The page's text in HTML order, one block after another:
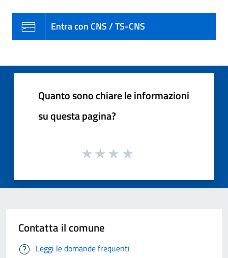
Entra con CNS / TS-CNS
Quanto sono chiare le informazioni
su questa pagina?
Contatta il comune
Leggi le domande frequenti